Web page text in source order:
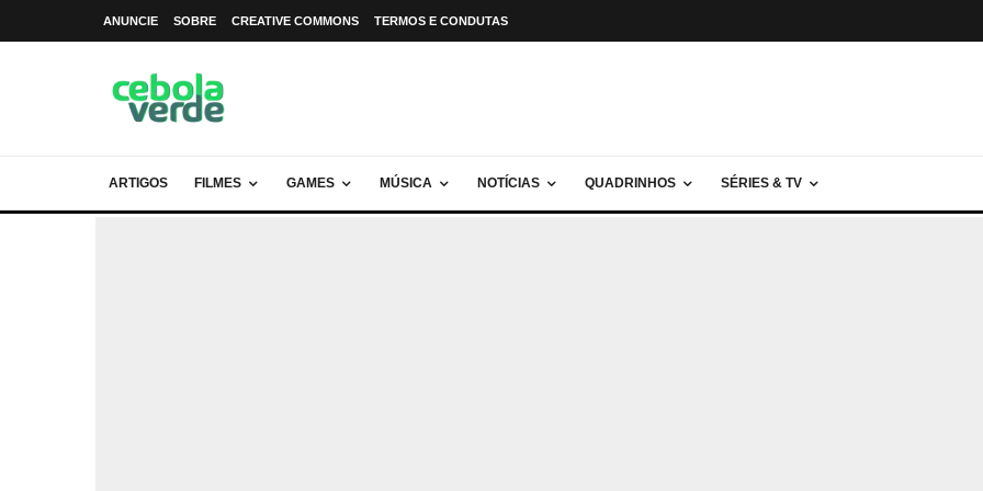
ANUNCIE SOBRE CREATIVE COMMONS TERMOS E CONDUTAS
ARTIGOS FILMES GAMES MÚSICA NOTÍCIAS QUADRINHOS SÉRIES & TV